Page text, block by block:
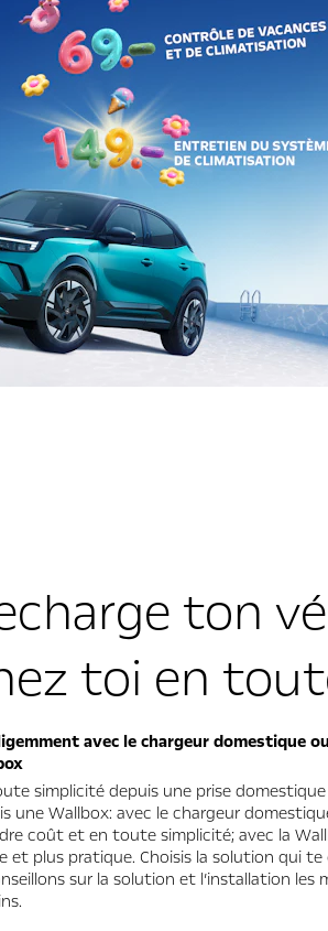
ton
toi en
avec le chargeur domestique
simplicité depuis une prise
une Wallbox: avec le chargeur
coût et en toute simplicité; avec la
et plus pratique. Choisis la solution qui
sur la solution et l’installation les